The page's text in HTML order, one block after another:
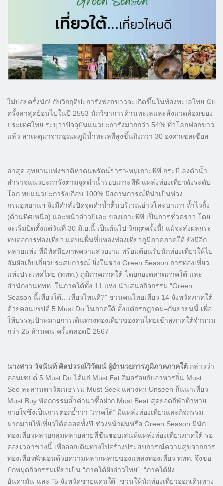
ไม่บ่อยครั้งนัก! กับวิกฤติปะการังฟอกขาวจะเกิดขึ้นในท้องทะเลไทย นับ
ครั้งล่าสุดย้อนไปในปี 2553 นักวิชาการด้านทะเลและสิ่งแวดล้อมของ
ประเทศไทย ระบุว่าปัจจุบันแนวปะการังมากกว่า 54% ทั่วโลกฟอกขาว
แล้ว สาเหตุมาจากอุณหภูมิน้ำทะเลที่สูงขึ้นถึงกว่า 30 องศาเซลเซียส
ล่าสุด อุทยานแห่งชาติหาดนพรัตน์ธารา-หมู่เกาะพีพี กระบี่ ลงดำน้ำ
สำรวจแนวปะการังตามจุดดำน้ำรอบเกาะพีพี แหล่งท่องเที่ยวดังระดับ
โลก พบแนวปะการังเกือบ 100% มีสถานการณ์ที่น่าเป็นห่วง
กรมอุทยานฯ จึงมีคำสั่งปิดจุดดำน้ำตื้นบริเวณอ่าวโละบาเกา ถ้ำไวกิ้ง
(ด้านทิศเหนือ) และหน้าอ่าวปิเละ ของเกาะพีพี เป็นการชั่วคราว โดย
จะเริ่มปิดตั้งแต่วันที่ 30 มิ.ย.นี้ เป็นต้นไป วิกฤตครั้งนี้! แม้จะส่งผลกระ
ทบต่อการท่องเที่ยว แต่บนพื้นที่แหล่งท่องเที่ยวภูมิภาคภาคใต้ ยังมีอีก
หลายแห่ง ที่มีทัศนียภาพความสวยงาม พร้อมต้อนรับนักท่องเที่ยวให้ไป
สัมผัสเก็บเกี่ยวประสบการณ์ ยิ่งในช่วง Green Season การท่องเที่ยว
แห่งประเทศไทย (ททท.) ภูมิภาคภาคใต้ โดยกองตลาดภาคใต้ และ
สำนักงานททท. ในภาคใต้ทั้ง 11 แห่ง นำเสนอกิจกรรม “Green
Season นี้เที่ยวใต้…เที่ยวไหนดี?” ชวนคนไทยเที่ยว 14 จังหวัดภาคใต้
ด้วยคอนเซปต์ 5 Must Do ในภาคใต้ ตั้งแต่กรกฎาคม–กันยายนนี้ เพื่อ
ให้บรรลุเป้าหมายการเดินทางท่องเที่ยวของคนไทยเข้าสู่ภาคใต้จำนวน
กว่า 25 ล้านคน-ครั้งตลอดปี 2567
นางสาว วัจนันท์ ศิลปวรณ์วิวัฒน์ ผู้อำนวยการภูมิภาคภาคใต้ กล่าวว่า
คอนเซปต์ 5 Must Do ได้แก่ Must Eat อิ่มอร่อยกับอาหารถิ่น Must
See ละลานตาวัฒนธรรม Must Seek แสวงหา Unseen ถิ่นน่าเที่ยว
Must Buy หัตถกรรมล้ำค่าน่าซื้อฝาก Must Beat สุดยอดกีฬาท้าทาย
กายใจซึ่งเป็นการตอกย้ำว่า “ภาคใต้” มีแหล่งท่องเที่ยวและกิจกรรม
มากมายให้เที่ยวได้ตลอดทั้งปี ช่วงหน้าฝนหรือ Green Season มีนัก
ท่องเที่ยวหลายกลุ่มหลายสายที่ชื่นชอบเสน่ห์แหล่งท่องเที่ยวภาคใต้ รอ
คอยเวลาช่วงนี้ เพื่อออกเดินทางไปสร้างประสบการณ์ความสุขจากการ
ท่องเที่ยวพักผ่อนด้วยความหลากหลายของแหล่งท่องเที่ยว ททท. จึงขอ
ปักหมุดกิจกรรมเที่ยวเป็น “ภาคใต้ฝั่งอ่าวไทย”, “ภาคใต้ฝั่ง
อันดามัน”และ “5 จังหวัดชายแดนใต้” ชวนให้นักท่องเที่ยวออกเดินทาง